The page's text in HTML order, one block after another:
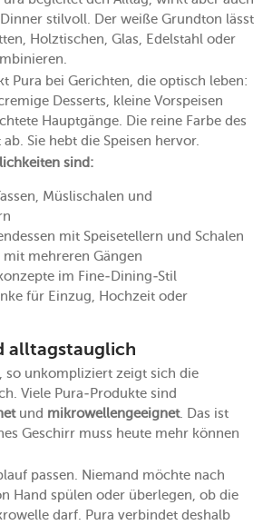
stilvoll. Der weiße Grundton lässt
Holztischen, Glas, Edelstahl oder
Pura bei Gerichten, die optisch leben:
Desserts, kleine Vorspeisen
Hauptgänge. Die reine Farbe des
Sie hebt die Speisen hervor.
sind:
Müslischalen und
mit Speisetellern und Schalen
mehreren Gängen
im Fine-Dining-Stil
für Einzug, Hochzeit oder
alltagstauglich
so unkompliziert zeigt sich die
Viele Pura-Produkte sind
und mikrowellengeeignet. Das ist
Geschirr muss heute mehr können
passen. Niemand möchte nach
Hand spülen oder überlegen, ob die
darf. Pura verbindet deshalb